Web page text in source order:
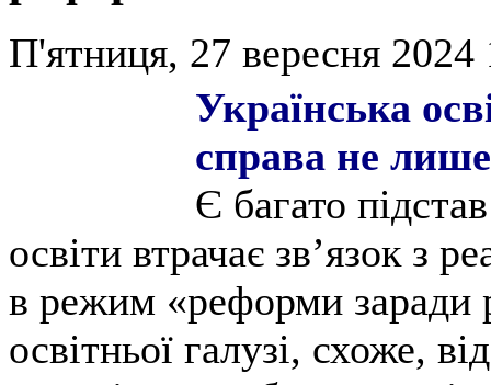
П'ятниця, 27 вересня
Українська
справа не
Є багато
освіти втрачає зв’язок з
в режим «реформи заради
освітньої галузі, схоже,